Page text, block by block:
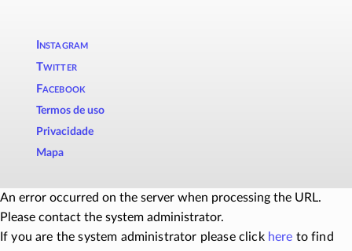
Instagram
Twitter
Facebook
Termos de uso
Privacidade
Mapa
An error occurred on the server when processing the URL.
Please contact the system administrator.
If you are the system administrator please click here to find